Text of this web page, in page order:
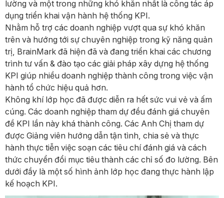
lường và một trong những khó khăn nhất là công tác áp
dụng triển khai vận hành hệ thống KPI.
Nhằm hỗ trợ các doanh nghiệp vượt qua sự khó khăn
trên và hướng tới sự chuyên nghiệp trong kỹ năng quản
trị, BrainMark đã hiện đã và đang triển khai các chương
trình tư vấn & đào tạo các giải pháp xây dựng hệ thống
KPI giúp nhiều doanh nghiệp thành công trong việc vận
hành tổ chức hiệu quả hơn.
Không khí lớp học đã được diễn ra hết sức vui vẻ và ấm
cúng. Các doanh nghiệp tham dự đều đánh giá chuyên
đề KPI lần này khá thành công. Các Anh Chị tham dự
được Giảng viên hướng dẫn tận tình, chia sẻ và thực
hành thực tiễn việc soạn các tiêu chí đánh giá và cách
thức chuyển đổi mục tiêu thành các chỉ số đo lường. Bên
dưới đầy là một số hình ảnh lớp học đang thực hành lập
kế hoạch KPI.